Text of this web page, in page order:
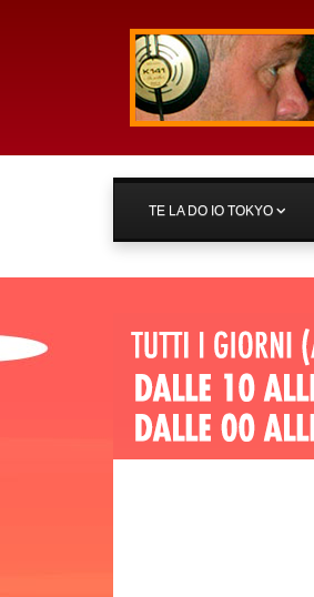
TE LA DO IO TOKYO